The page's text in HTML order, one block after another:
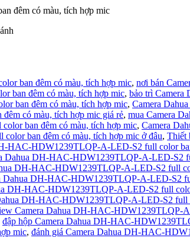
đêm có màu, tích hợp mic
ban đêm có màu, tích hợp mic, nơi bán
ban đêm có màu, tích hợp mic, bảo trì
ban đêm có màu, tích hợp mic, Camera
có màu, tích hợp mic giá rẻ, mua Camera
ban đêm có màu, tích hợp mic, Camera
ban đêm có màu, tích hợp mic ở đâu, Thiết
HAC-HDW1239TLQP-A-LED-S2 full color
Dahua DH-HAC-HDW1239TLQP-A-LED-S2
DH-HAC-HDW1239TLQP-A-LED-S2 full
Dahua DH-HAC-HDW1239TLQP-A-LED-S2
DH-HAC-HDW1239TLQP-A-LED-S2 full
DH-HAC-HDW1239TLQP-A-LED-S2 full
Camera Dahua DH-HAC-HDW1239TLQP-
đập hộp Camera Dahua DH-HAC-
mic, đánh giá Camera Dahua DH-HAC-